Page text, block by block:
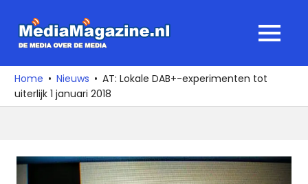
naar
media
over
de
MENU
Home Nieuws
AT: Lokale DAB+-experimenten tot
uiterlijk 1 januari 2018